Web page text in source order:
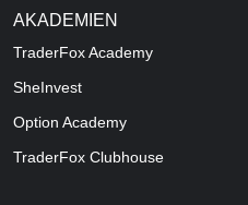
AKADEMIEN
TraderFox Academy
SheInvest
Option Academy
TraderFox Clubhouse